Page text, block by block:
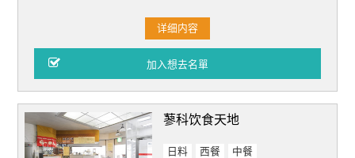
详细内容
蓼科饮食天地
日料 西餐 中餐